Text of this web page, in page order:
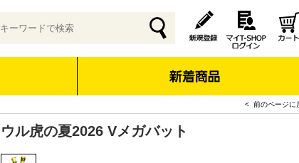
< 前のページに
ウル虎の夏2026 Vメガバット